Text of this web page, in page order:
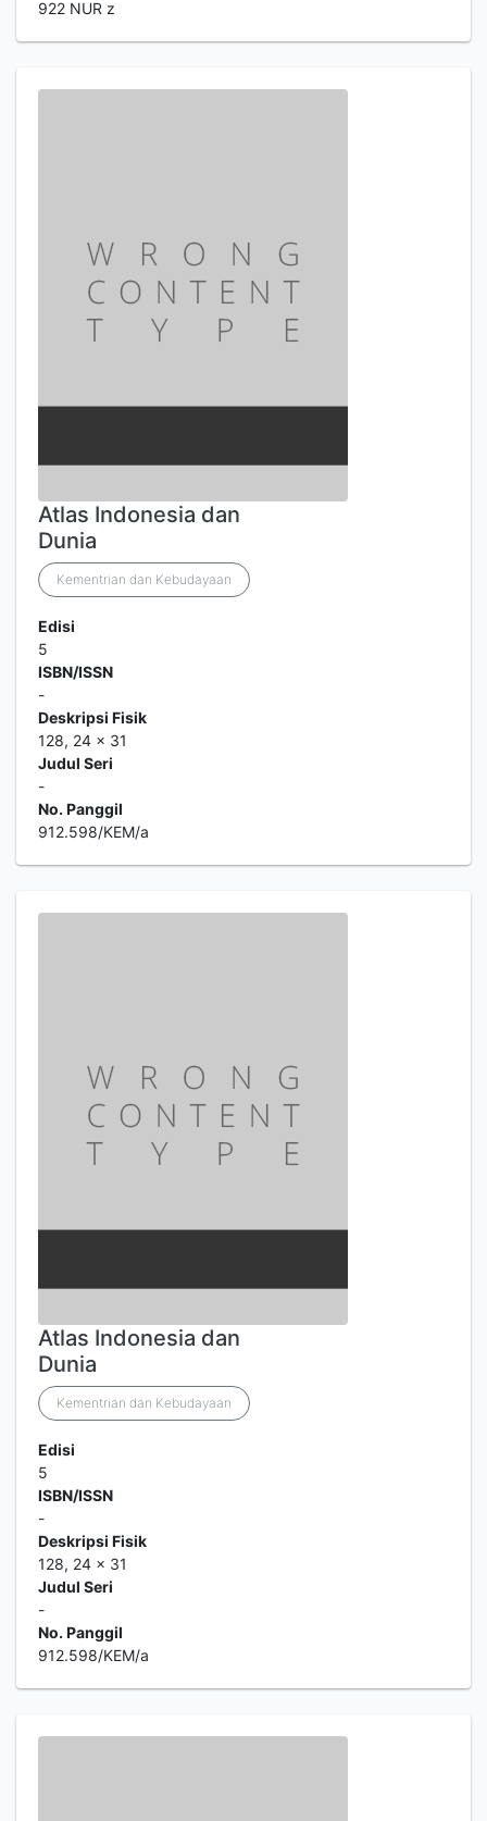
922 NUR z
Atlas Indonesia dan
Dunia
Kementrian dan Kebudayaan
Edisi
5
ISBN/ISSN
-
Deskripsi Fisik
128, 24 x 31
Judul Seri
-
No. Panggil
912.598/KEM/a
Atlas Indonesia dan
Dunia
Kementrian dan Kebudayaan
Edisi
5
ISBN/ISSN
-
Deskripsi Fisik
128, 24 x 31
Judul Seri
-
No. Panggil
912.598/KEM/a